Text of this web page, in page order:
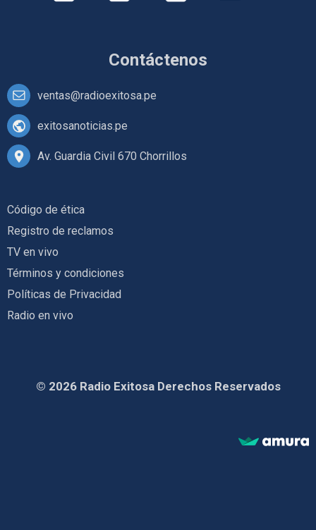
Contáctenos
ventas@radioexitosa.pe
exitosanoticias.pe
Av. Guardia Civil 670 Chorrillos
Código de ética
Registro de reclamos
TV en vivo
Términos y condiciones
Políticas de Privacidad
Radio en vivo
© 2026 Radio Exitosa Derechos Reservados